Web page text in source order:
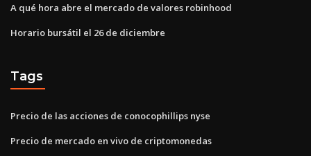
A qué hora abre el mercado de valores robinhood
Horario bursátil el 26 de diciembre
Tags
Precio de las acciones de conocophillips nyse
Precio de mercado en vivo de criptomonedas